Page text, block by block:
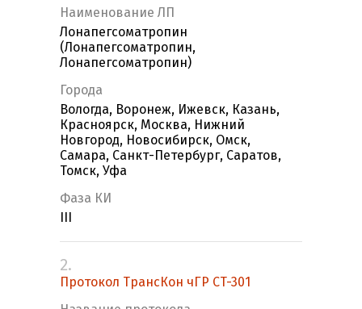
Наименование ЛП
Лонапегсоматропин
(Лонапегсоматропин,
Лонапегсоматропин)
Города
Вологда, Воронеж, Ижевск, Казань,
Красноярск, Москва, Нижний
Новгород, Новосибирск, Омск,
Самара, Санкт-Петербург, Саратов,
Томск, Уфа
Фаза КИ
2.
Протокол ТрансКон чГР CT-301